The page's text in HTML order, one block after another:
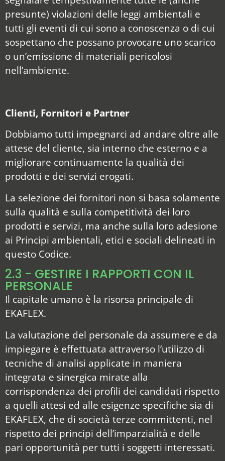
presunte) violazioni delle leggi ambientali e
tutti gli eventi di cui sono a conoscenza o di cui
sospettano che possano provocare uno scarico
o un’emissione di materiali pericolosi
nell’ambiente.
Clienti, Fornitori e Partner
Dobbiamo tutti impegnarci ad andare oltre alle
attese del cliente, sia interno che esterno e a
migliorare continuamente la qualità dei
prodotti e dei servizi erogati.
La selezione dei fornitori non si basa solamente
sulla qualità e sulla competitività dei loro
prodotti e servizi, ma anche sulla loro adesione
ai Principi ambientali, etici e sociali delineati in
questo Codice.
2.3 - GESTIRE I RAPPORTI CON IL
PERSONALE
Il capitale umano è la risorsa principale di
EKAFLEX.
La valutazione del personale da assumere e da
impiegare è effettuata attraverso l’utilizzo di
tecniche di analisi applicate in maniera
integrata e sinergica mirate alla
corrispondenza dei profili dei candidati rispetto
a quelli attesi ed alle esigenze specifiche sia di
EKAFLEX, che di società terze committenti, nel
rispetto dei principi dell’imparzialità e delle
pari opportunità per tutti i soggetti interessati.